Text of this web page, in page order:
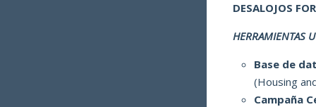
DESALOJOS
HERRAMIENTAS
Base de
(Housing
Campaña